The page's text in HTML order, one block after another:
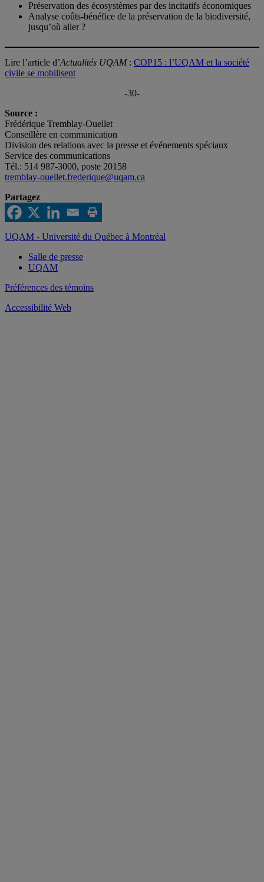
Préservation des écosystèmes par des incitatifs économiques
Analyse coûts-bénéfice de la préservation de la biodiversité,
jusqu’où aller ?
Lire l’article d’Actualités UQAM: COP15 : l’UQAM et la société
civile se mobilisent
-30-
Source :
Frédérique Tremblay-Ouellet
Conseillère en communication
Division des relations avec la presse et événements spéciaux
Service des communications
Tél.: 514 987-3000, poste 20158
tremblay-ouellet.frederique@uqam.ca
Partagez
UQAM - Université du Québec à Montréal
Salle de presse
UQAM
Préférences des témoins
Accessibilité Web